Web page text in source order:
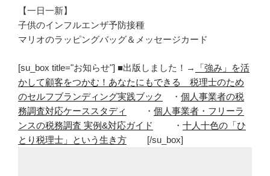
【一日一新】
子供のインフルエンザ予防接種
マリオのラッピングバッグ＆メッセージカード
[su_box title="お知らせ"] ■出版しました！→
「強み」を活
かして顧客をつかむ！あなたにもできる 税理士のため
のセルフブランディング実践ブック
・ 個人事業者の税
務調査対応ケーススタディ
・ 個人事業者・フリーラ
ンスの税務調査 実例&対応ガイド
・ 十人十色の「ひ
とり税理士」という生き方 [/su_box]